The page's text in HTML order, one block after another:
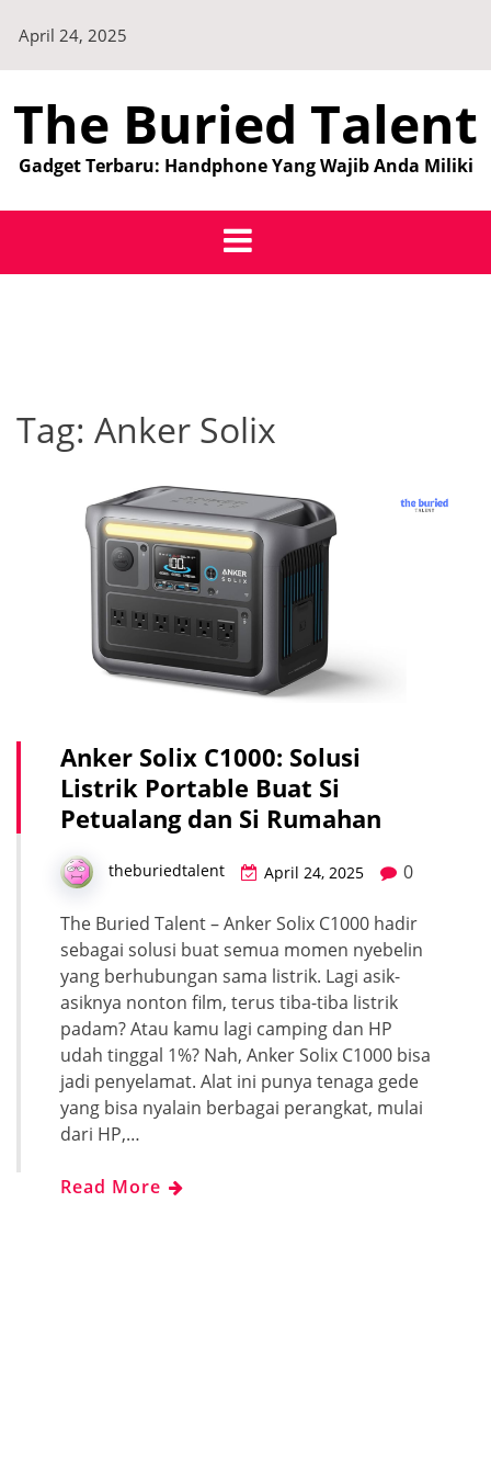
content
April 24, 2025
The Buried Talent
Gadget Terbaru: Handphone Yang Wajib Anda Miliki
Tag: Anker Solix
Anker Solix C1000: Solusi
Listrik Portable Buat Si
Petualang dan Si Rumahan
theburiedtalent April 24, 2025 0
The Buried Talent – Anker Solix C1000 hadir
sebagai solusi buat semua momen nyebelin
yang berhubungan sama listrik. Lagi asik-
asiknya nonton film, terus tiba-tiba listrik
padam? Atau kamu lagi camping dan HP
udah tinggal 1%? Nah, Anker Solix C1000 bisa
jadi penyelamat. Alat ini punya tenaga gede
yang bisa nyalain berbagai perangkat, mulai
dari HP,…
Read More